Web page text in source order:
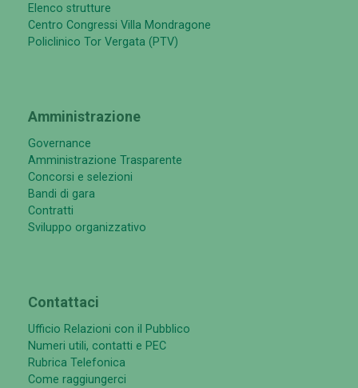
Elenco strutture
Centro Congressi Villa Mondragone
Policlinico Tor Vergata (PTV)
Amministrazione
Governance
Amministrazione Trasparente
Concorsi e selezioni
Bandi di gara
Contratti
Sviluppo organizzativo
Contattaci
Ufficio Relazioni con il Pubblico
Numeri utili, contatti e PEC
Rubrica Telefonica
Come raggiungerci